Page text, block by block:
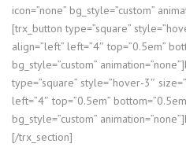
icon=”none” bg_style=”custom”
[trx_button type=”square”
align=”left” left=”4″ top=”0.5em”
bg_style=”custom”
type=”square” style=”hover-3″
left=”4″ top=”0.5em”
bg_style=”custom”
[/trx_section]